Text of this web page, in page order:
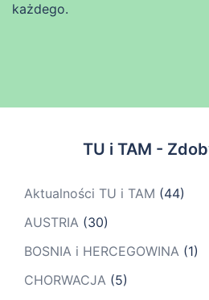
każdego.
TU i TAM -
Aktualności TU i TAM (44)
AUSTRIA (30)
BOSNIA i HERCEGOWINA (1)
CHORWACJA (5)